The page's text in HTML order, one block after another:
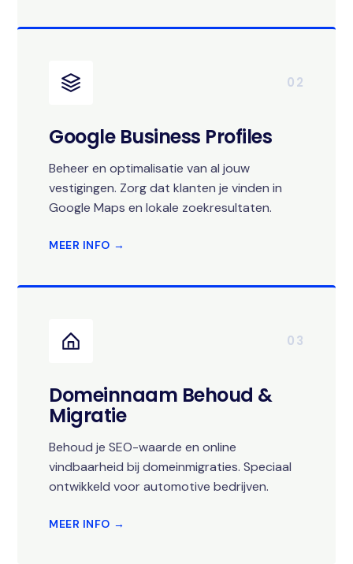
02
Google Business Profiles
Beheer en optimalisatie van al jouw
vestigingen. Zorg dat klanten je vinden in
Google Maps en lokale zoekresultaten.
MEER INFO →
03
Domeinnaam Behoud &
Migratie
Behoud je SEO-waarde en online
vindbaarheid bij domeinmigraties. Speciaal
ontwikkeld voor automotive bedrijven.
MEER INFO →